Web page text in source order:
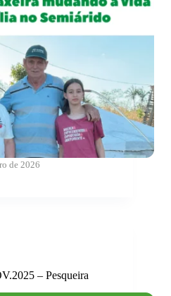
de 2026
– Pesqueira